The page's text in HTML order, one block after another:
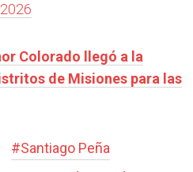
2026
Colorado llegó a la
de Misiones para las
#Santiago Peña